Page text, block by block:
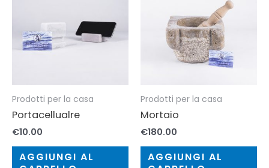
Prodotti per la casa
Portacellualre
€10.00
AGGIUNGI AL
Prodotti per la casa
Mortaio
€180.00
AGGIUNGI AL